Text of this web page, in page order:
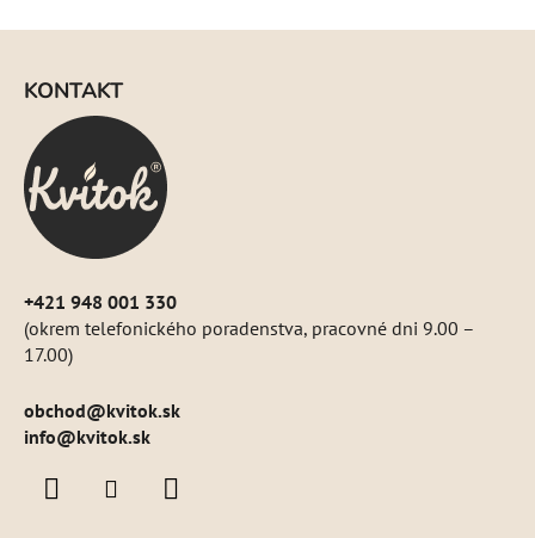
KONTAKT
+421 948 001 330
(okrem telefonického poradenstva, pracovné dni 9.00 –
17.00)
obchod@kvitok.sk
info@kvitok.sk